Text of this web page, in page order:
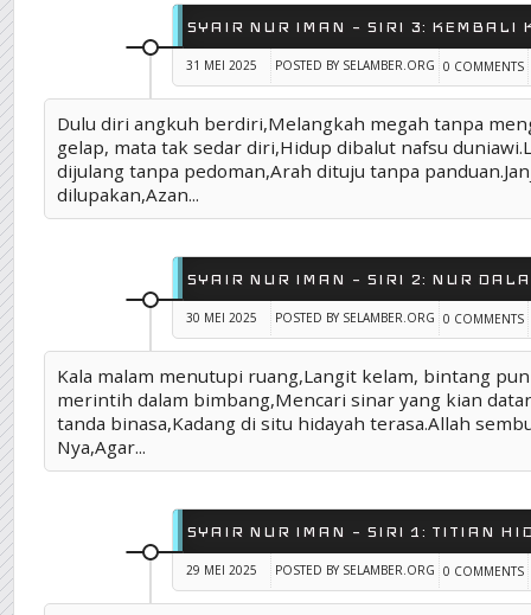
SYAIR NUR IMAN – SIRI 3: KEMBALI
31 MEI 2025 POSTED BY SELAMBER.ORG 0 COMMENTS
Dulu diri angkuh berdiri,Melangkah megah tanpa
gelap, mata tak sedar diri,Hidup dibalut nafsu
dijulang tanpa pedoman,Arah dituju tanpa
dilupakan,Azan...
SYAIR NUR IMAN – SIRI 2: NUR
30 MEI 2025 POSTED BY SELAMBER.ORG 0 COMMENTS
Kala malam menutupi ruang,Langit kelam, bintang
merintih dalam bimbang,Mencari sinar yang kian
tanda binasa,Kadang di situ hidayah terasa.Allah
Nya,Agar...
SYAIR NUR IMAN – SIRI 1: TITIAN
29 MEI 2025 POSTED BY SELAMBER.ORG 0 COMMENTS